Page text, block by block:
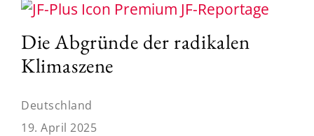
JF-Reportage
Die Abgründe der radikalen
Klimaszene
Deutschland
19. April 2025